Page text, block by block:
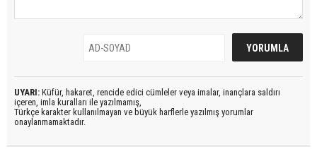
UYARI: Küfür, hakaret, rencide edici cümleler veya imalar, inançlara saldırı
içeren, imla kuralları ile yazılmamış,
Türkçe karakter kullanılmayan ve büyük harflerle yazılmış yorumlar
onaylanmamaktadır.